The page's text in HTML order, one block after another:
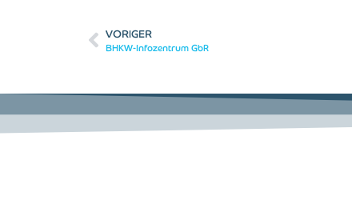
VORIGER
BHKW-Infozentrum GbR